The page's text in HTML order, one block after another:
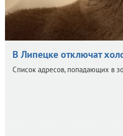
В Липецке отключат
Список адресов, попадающих в